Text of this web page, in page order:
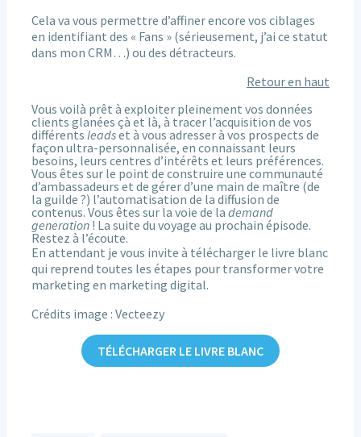
Cela va vous permettre d’affiner encore vos ciblages
en identifiant des « Fans » (sérieusement, j’ai ce statut
dans mon CRM…) ou des détracteurs.
Retour en haut
Vous voilà prêt à exploiter pleinement vos données
clients glanées çà et là, à tracer l’acquisition de vos
différents leadset à vous adresser à vos prospects de
façon ultra-personnalisée, en connaissant leurs
besoins, leurs centres d’intérêts et leurs préférences.
Vous êtes sur le point de construire une communauté
d’ambassadeurs et de gérer d’une main de maître (de
la guilde ?) l’automatisation de la diffusion de
contenus. Vous êtes sur la voie de la demand
generation! La suite du voyage au prochain épisode.
Restez à l’écoute.
En attendant je vous invite à télécharger le livre blanc
qui reprend toutes les étapes pour transformer votre
marketing en marketing digital.
Crédits image : Vecteezy
TÉLÉCHARGER LE LIVRE BLANC